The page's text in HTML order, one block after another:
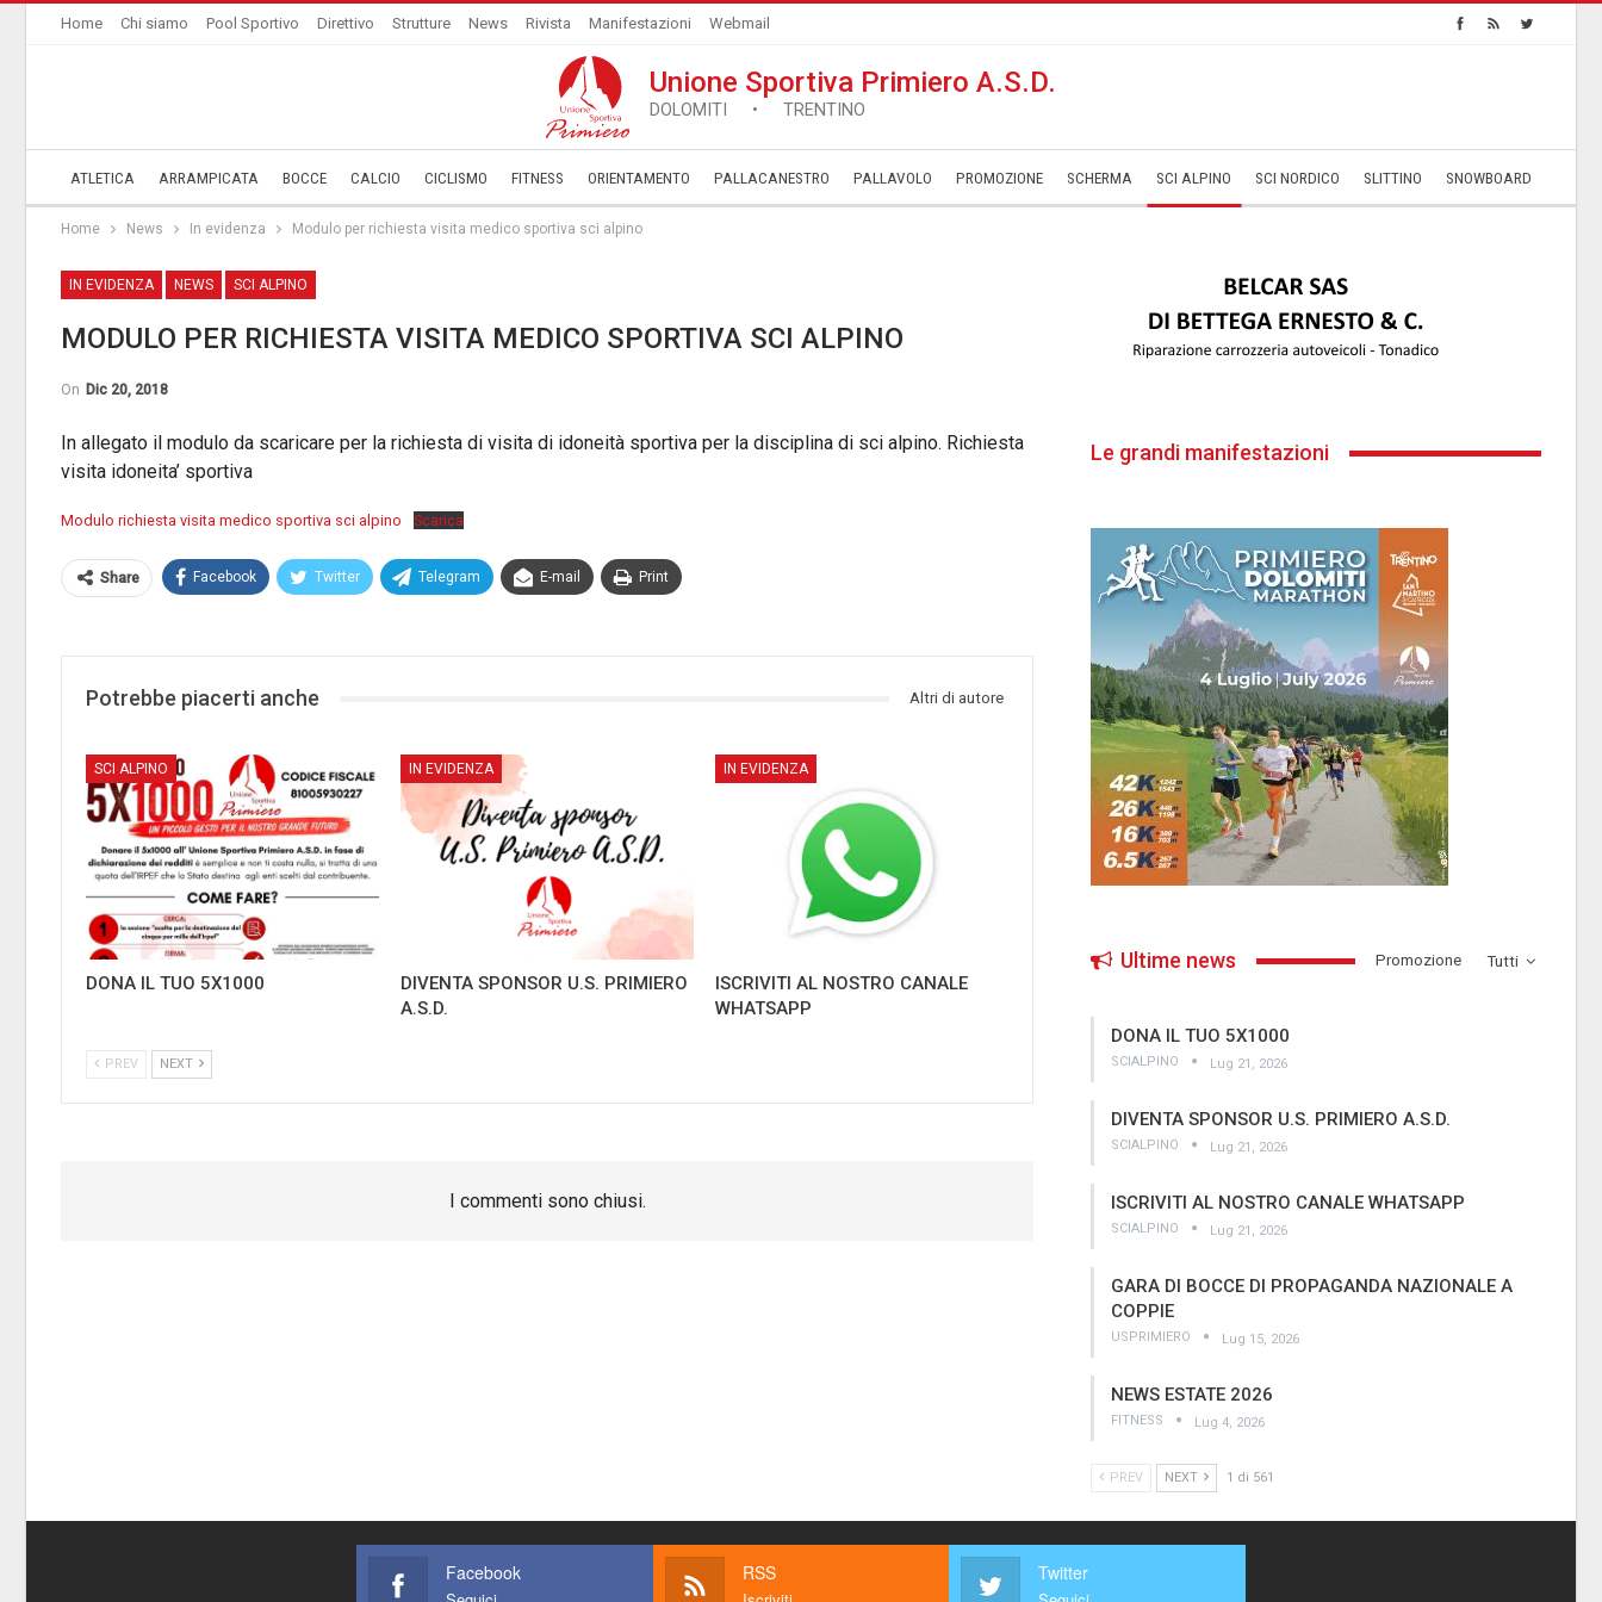
Home Chi siamo Pool Sportivo Direttivo Strutture News Rivista Manifestazioni Webmail
Unione Sportiva Primiero A.S.D.
DOLOMITI • TRENTINO
ATLETICA ARRAMPICATA BOCCE CALCIO CICLISMO FITNESS ORIENTAMENTO PALLACANESTRO PALLAVOLO ­PROMOZIONE SCHERMA SCI ALPINO SCI NORDICO SLITTINO SNOWBOARD
Home News In evidenza Modulo per richiesta visita medico sportiva sci alpino
IN EVIDENZA NEWS SCI ALPINO
MODULO PER RICHIESTA VISITA MEDICO SPORTIVA SCI ALPINO
On Dic 20, 2018
In allegato il modulo da scaricare per la richiesta di visita di idoneità sportiva per la disciplina di sci alpino. Richiesta
visita idoneita’ sportiva
Modulo richiesta visita medico sportiva sci alpino Scarica
Share Facebook Twitter Telegram E-mail Print
Potrebbe piacerti anche Altri di autore
SCI ALPINO
DONA IL TUO 5X1000
IN EVIDENZA
DIVENTA SPONSOR U.S. PRIMIERO
A.S.D.
IN EVIDENZA
ISCRIVITI AL NOSTRO CANALE
WHATSAPP
PREV NEXT
I commenti sono chiusi.
Le grandi manifestazioni
Tutti
Ultime news ­Promozione
DONA IL TUO 5X1000
SCIALPINO Lug 21, 2026
DIVENTA SPONSOR U.S. PRIMIERO A.S.D.
SCIALPINO Lug 21, 2026
ISCRIVITI AL NOSTRO CANALE WHATSAPP
SCIALPINO Lug 21, 2026
GARA DI BOCCE DI PROPAGANDA NAZIONALE A
COPPIE
USPRIMIERO Lug 15, 2026
NEWS ESTATE 2026
FITNESS Lug 4, 2026
PREV NEXT 1 di 561
Facebook RSS Twitter